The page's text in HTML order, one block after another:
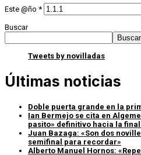
Este @ño *
Buscar
Buscar
Tweets by novilladas
Últimas noticias
Doble puerta grande en la
Ian Bermejo se cita en
pasito» definitivo hacia la
Juan Bazaga: «Son dos
semifinal para recordar»
Alberto Manuel Hornos: